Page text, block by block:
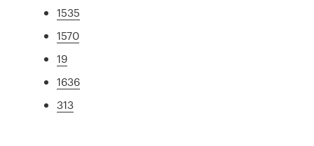
1535
1570
19
1636
313